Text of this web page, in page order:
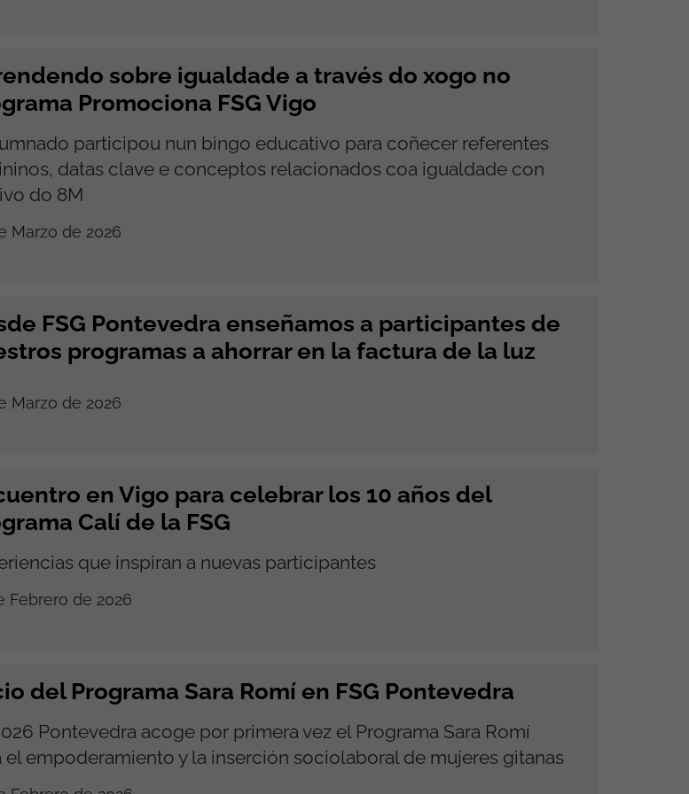
sobre igualdade a través do xogo no
Promociona FSG Vigo
participou nun bingo educativo para coñecer referentes
datas clave e conceptos relacionados coa igualdade con
do 8M
Marzo de 2026
FSG Pontevedra enseñamos a participantes de
programas a ahorrar en la factura de la luz
Marzo de 2026
en Vigo para celebrar los 10 años del
Calí de la FSG
que inspiran a nuevas participantes
Febrero de 2026
del Programa Sara Romí en FSG Pontevedra
Pontevedra acoge por primera vez el Programa Sara Romí
el empoderamiento y la inserción sociolaboral de mujeres gitanas